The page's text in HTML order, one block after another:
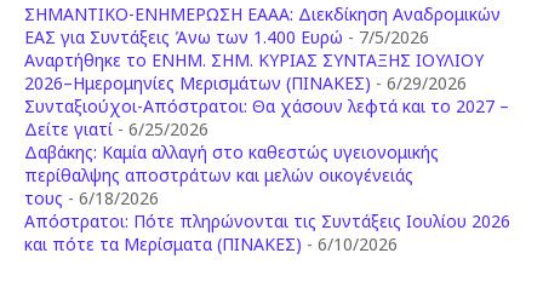
ΣΗΜΑΝΤΙΚΟ-ΕΝΗΜΕΡΩΣΗ ΕΑΑΑ: Διεκδίκηση Αναδρομικών
ΕΑΣ για Συντάξεις Άνω των 1.400 Ευρώ - 7/5/2026
Aναρτήθηκε το ENHM. ΣΗΜ. ΚΥΡΙΑΣ ΣΥΝΤΑΞΗΣ ΙΟΥΛΙΟΥ
2026–Ημερομηνίες Μερισμάτων (ΠΙΝΑΚΕΣ) - 6/29/2026
Συνταξιούχοι-Απόστρατοι: Θα χάσουν λεφτά και το 2027 –
Δείτε γιατί - 6/25/2026
Δαβάκης: Καμία αλλαγή στο καθεστώς υγειονομικής
περίθαλψης αποστράτων και μελών οικογένειάς
τους - 6/18/2026
Aπόστρατοι: Πότε πληρώνονται τις Συντάξεις Ιουλίου 2026
και πότε τα Μερίσματα (ΠΙΝΑΚΕΣ) - 6/10/2026